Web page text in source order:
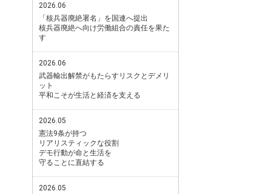
2026.06
「核兵器廃絶署名」を国連へ提出
核兵器廃絶へ向け労働組合の責任を果た
す
2026.06
武器輸出解禁がもたらすリスクとデメリ
ット
平和こそが生活と経済を支える
2026.05
憲法9条が持つ
リアリスティックな役割
デモ行動が命と生活を
守ることに直結する
2026.05